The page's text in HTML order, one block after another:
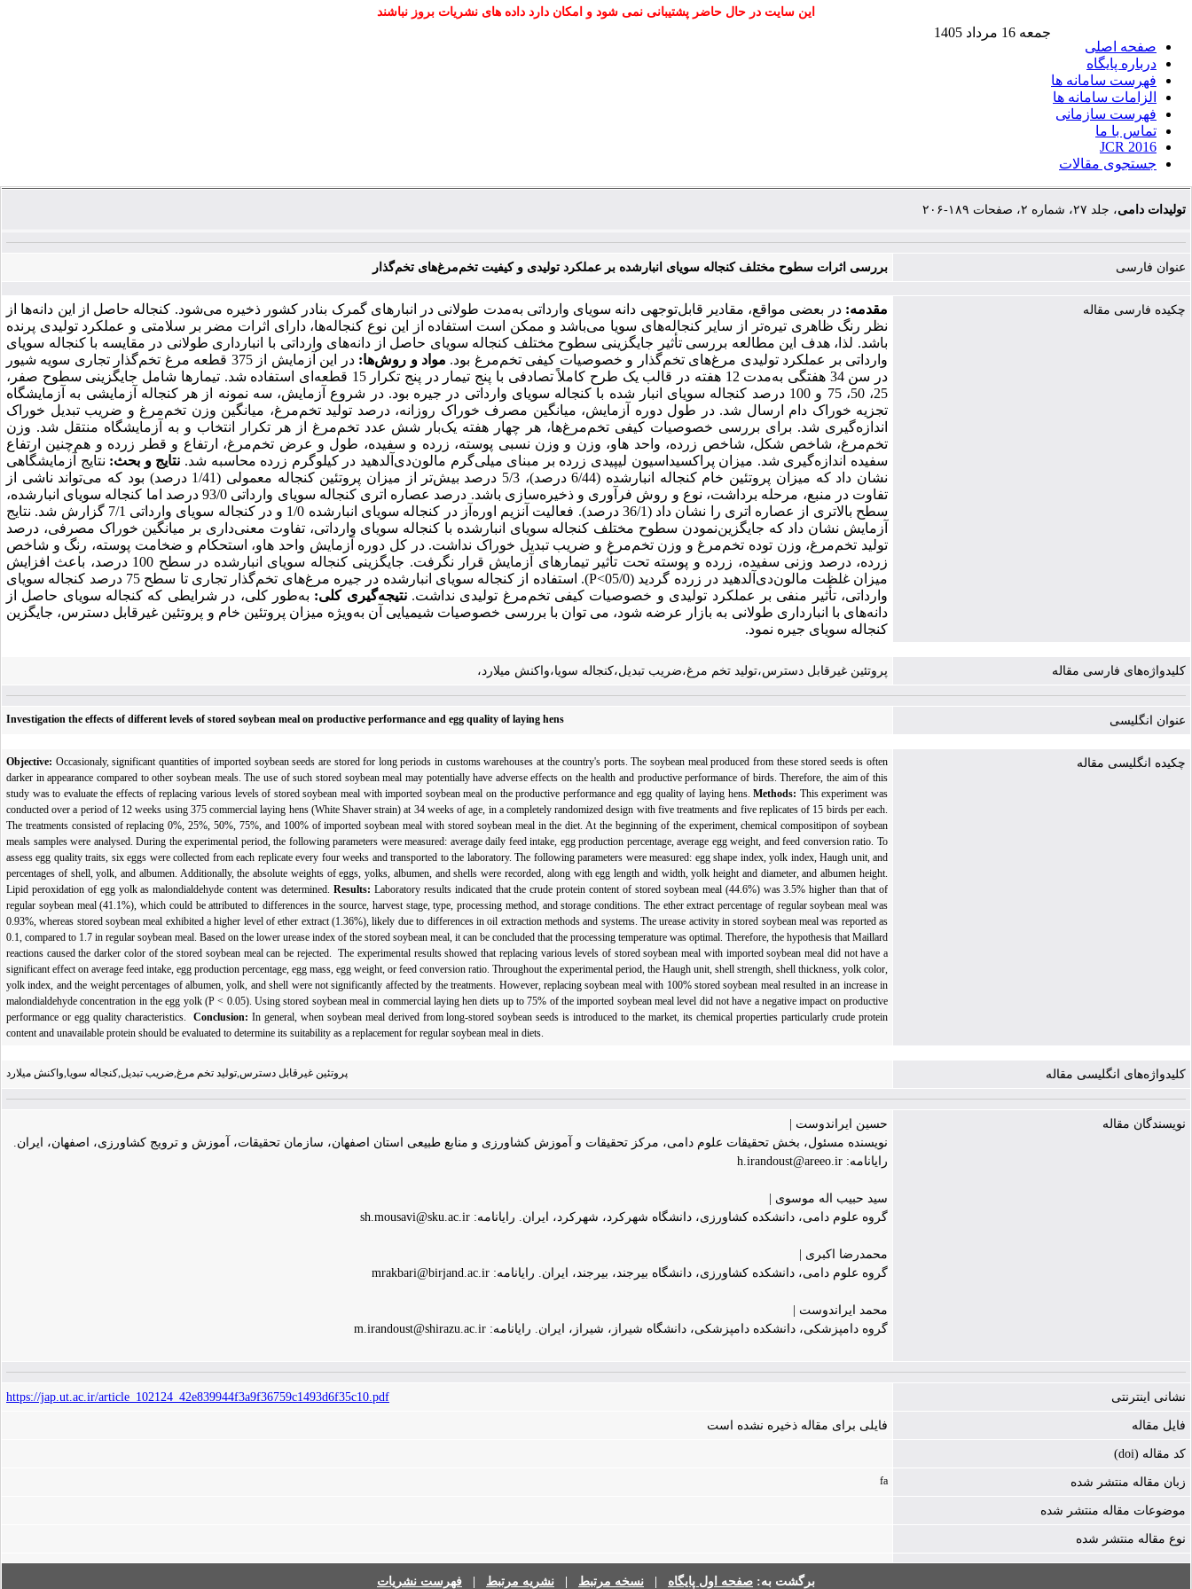
این سایت در حال حاضر پشتیبانی نمی شود و امکان دارد داده های نشریات بروز نباشند
صفحه اصلی
درباره پایگاه
فهرست سامانه ها
الزامات سامانه ها
فهرست سازمانی
تماس با ما
JCR 2016
جستجوی مقالات
جمعه 16 مرداد 1405
تولیدات دامی، جلد ۲۷، شماره ۲، صفحات ۱۸۹-۲۰۶
عنوان فارسی بررسی اثرات سطوح مختلف کنجاله سویای انبارشده بر عملکرد تولیدی و کیفیت تخم‌مرغ‌های تخم‌گذار
چکیده فارسی مقاله مقدمه: در بعضی مواقع، مقادیر قابل‌توجهی دانه سویای وارداتی به‌مدت طولانی در انبارهای گمرک بنادر کشور ذخیره می‌شود. کنجاله حاصل از این دانه‌ها از
نظر رنگ ظاهری تیره‌تر از سایر کنجاله‌های سویا می‌باشد و ممکن است استفاده از این نوع کنجاله‌ها، دارای اثرات مضر بر سلامتی و عملکرد تولیدی پرنده
باشد. لذا، هدف این مطالعه بررسی تأثیر جایگزینی سطوح مختلف کنجاله سویای حاصل از دانه‌های وارداتی با انبارداری طولانی در مقایسه با کنجاله سویای
وارداتی بر عملکرد تولیدی مرغ‌های تخم‌گذار و خصوصیات کیفی تخم‌مرغ بود. مواد و روش‌ها:
در این آزمایش از 375 قطعه مرغ تخم‌گذار تجاری سویه شیور
در سن 34 هفتگی به‌مدت 12 هفته در قالب یک طرح کاملاً تصادفی با پنج تیمار در پنج تکرار 15 قطعه‌ای استفاده شد. تیمارها شامل جایگزینی سطوح صفر،
25، 50، 75 و 100 درصد کنجاله سویای انبار شده با کنجاله سویای وارداتی در جیره بود. در شروع آزمایش، سه نمونه از هر کنجاله آزمایشی به آزمایشگاه
تجزیه خوراک دام ارسال شد. در طول دوره آزمایش، میانگین مصرف خوراک روزانه، درصد تولید تخم‌مرغ، میانگین وزن تخم‌مرغ و ضریب تبدیل خوراک
اندازه‌گیری شد. برای بررسی خصوصیات کیفی تخم‌مرغ‌ها، هر چهار هفته یک‌بار شش عدد تخم‌مرغ از هر تکرار انتخاب و به آزمایشگاه منتقل شد. وزن
تخم‌مرغ، شاخص شکل، شاخص زرده، واحد هاو، وزن و وزن نسبی پوسته، زرده و سفیده، طول و عرض تخم‌مرغ، ارتفاع و قطر زرده و هم‌چنین ارتفاع
سفیده اندازه‌‌گیری شد. میزان پراکسیداسیون لیپیدی زرده بر مبنای میلی‌گرم مالون‌دی‌آلدهید در کیلوگرم زرده محاسبه شد. نتایج و بحث: نتایج آزمایشگاهی
نشان داد که میزان پروتئین خام کنجاله انبارشده (6/44 درصد)، 5/3 درصد بیش‌تر از میزان پروتئین کنجاله معمولی (1/41 درصد) بود که می‌تواند ناشی از
تفاوت در منبع، مرحله برداشت، نوع و روش فرآوری و ذخیره‌سازی باشد. درصد عصاره اتری کنجاله سویای وارداتی 93/0 درصد اما کنجاله سویای انبارشده،
سطح بالاتری از عصاره اتری را نشان داد (36/1 درصد). فعالیت آنزیم اوره‌آز در کنجاله سویای انبارشده 1/0 و در کنجاله سویای وارداتی 7/1 گزارش شد. نتایج
آزمایش نشان داد که جایگزین‌نمودن سطوح مختلف کنجاله سویای انبارشده با کنجاله سویای وارداتی، تفاوت معنی‌داری بر میانگین خوراک مصرفی، درصد
تولید تخم‌مرغ، وزن توده تخم‌مرغ و وزن تخم‌مرغ و ضریب تبدیل خوراک نداشت. در کل دوره آزمایش واحد هاو، استحکام و ضخامت پوسته، رنگ و شاخص
زرده، درصد وزنی سفیده، زرده و پوسته تحت تأثیر تیمارهای آزمایش قرار نگرفت. جایگزینی کنجاله سویای انبارشده در سطح 100 درصد، باعث افزایش
میزان غلظت مالون‌دی‌آلدهید در زرده گردید (05/0>P). استفاده از کنجاله سویای انبارشده در جیره مرغ‌های تخم‌گذار تجاری تا سطح 75 درصد کنجاله سویای
وارداتی، تأثیر منفی بر عملکرد تولیدی و خصوصیات کیفی تخم‌مرغ تولیدی نداشت.نتیجه‌گیری کلی: به‌طور کلی، در شرایطی که کنجاله سویای حاصل از
دانه‌های با انبارداری طولانی به بازار عرضه شود، می توان با بررسی خصوصیات شیمیایی آن به‌ویژه میزان پروتئین خام و پروتئین غیرقابل دسترس، جایگزین
کنجاله سویای جیره نمود.
کلیدواژه‌های فارسی مقاله پروتئین غیرقابل دسترس،تولید تخم مرغ،ضریب تبدیل،کنجاله سویا،واکنش میلارد،
عنوان انگلیسی Investigation the effects of different levels of stored soybean meal on productive performance and egg quality of laying hens
چکیده انگلیسی مقاله Objective: Occasionaly, significant quantities of imported soybean seeds are stored for long periods in customs warehouses at the country's ports. The soybean meal produced from these stored seeds is often
darker in appearance compared to other soybean meals. The use of such stored soybean meal may potentially have adverse effects on the health and productive performance of birds. Therefore, the aim of this
study was to evaluate the effects of replacing various levels of stored soybean meal with imported soybean meal on the productive performance and egg quality of laying hens.Methods: This experiment was
conducted over a period of 12 weeks using 375 commercial laying hens (White Shaver strain) at 34 weeks of age, in a completely randomized design with five treatments and five replicates of 15 birds per each.
The treatments consisted of replacing 0%, 25%, 50%, 75%, and 100% of imported soybean meal with stored soybean meal in the diet. At the beginning of the experiment, chemical compositipon of soybean
meals samples were analysed. During the experimental period, the following parameters were measured: average daily feed intake, egg production percentage, average egg weight, and feed conversion ratio. To
assess egg quality traits, six eggs were collected from each replicate every four weeks and transported to the laboratory. The following parameters were measured: egg shape index, yolk index, Haugh unit, and
percentages of shell, yolk, and albumen. Additionally, the absolute weights of eggs, yolks, albumen, and shells were recorded, along with egg length and width, yolk height and diameter, and albumen height.
Lipid peroxidation of egg yolk as malondialdehyde content was determined. Results: Laboratory results indicated that the crude protein content of stored soybean meal (44.6%) was 3.5% higher than that of
regular soybean meal (41.1%), which could be attributed to differences in the source, harvest stage, type, processing method, and storage conditions. The ether extract percentage of regular soybean meal was
0.93%, whereas stored soybean meal exhibited a higher level of ether extract (1.36%), likely due to differences in oil extraction methods and systems. The urease activity in stored soybean meal was reported as
0.1, compared to 1.7 in regular soybean meal. Based on the lower urease index of the stored soybean meal, it can be concluded that the processing temperature was optimal. Therefore, the hypothesis that Maillard
reactions caused the darker color of the stored soybean meal can be rejected. The experimental results showed that replacing various levels of stored soybean meal with imported soybean meal did not have a
significant effect on average feed intake, egg production percentage, egg mass, egg weight, or feed conversion ratio. Throughout the experimental period, the Haugh unit, shell strength, shell thickness, yolk color,
yolk index, and the weight percentages of albumen, yolk, and shell were not significantly affected by the treatments. However, replacing soybean meal with 100% stored soybean meal resulted in an increase in
malondialdehyde concentration in the egg yolk (P < 0.05). Using stored soybean meal in commercial laying hen diets up to 75% of the imported soybean meal level did not have a negative impact on productive
performance or egg quality characteristics. Conclusion: In general, when soybean meal derived from long-stored soybean seeds is introduced to the market, its chemical properties particularly crude protein
content and unavailable protein should be evaluated to determine its suitability as a replacement for regular soybean meal in diets.
کلیدواژه‌های انگلیسی مقاله پروتئین غیرقابل دسترس,تولید تخم مرغ,ضریب تبدیل,کنجاله سویا,واکنش میلارد
نویسندگان مقاله
حسین ایراندوست |
نویسنده مسئول، بخش تحقیقات علوم دامی، مرکز تحقیقات و آموزش کشاورزی و منابع طبیعی استان اصفهان، سازمان تحقیقات، آموزش و ترویج کشاورزی، اصفهان، ایران.
رایانامه: h.irandoust@areeo.ir
سید حبیب اله موسوی |
گروه علوم دامی، دانشکده کشاورزی، دانشگاه شهرکرد، شهرکرد، ایران. رایانامه: sh.mousavi@sku.ac.ir
محمدرضا اکبری |
گروه علوم دامی، دانشکده کشاورزی، دانشگاه بیرجند، بیرجند، ایران. رایانامه: mrakbari@birjand.ac.ir
محمد ایراندوست |
گروه دامپزشکی، دانشکده دامپزشکی، دانشگاه شیراز، شیراز، ایران. رایانامه: m.irandoust@shirazu.ac.ir
نشانی اینترنتی https://jap.ut.ac.ir/article_102124_42e839944f3a9f36759c1493d6f35c10.pdf
فایل مقاله فایلی برای مقاله ذخیره نشده است
کد مقاله (doi)
زبان مقاله منتشر شده fa
موضوعات مقاله منتشر شده
نوع مقاله منتشر شده
برگشت به: صفحه اول پایگاه نسخه مرتبط نشریه مرتبط فهرست نشریات